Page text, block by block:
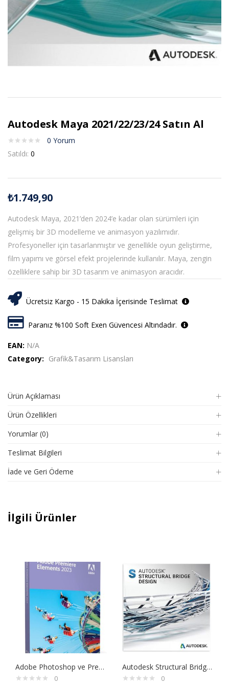
Autodesk Maya 2021/22/23/24 Satın Al
0 Yorum
Satıldı: 0
₺1.749,90
Autodesk Maya, 2021’den 2024’e kadar olan sürümleri için
gelişmiş bir 3D modelleme ve animasyon yazılımıdır.
Profesyoneller için tasarlanmıştır ve genellikle oyun geliştirme,
film yapımı ve görsel efekt projelerinde kullanılır. Maya, zengin
özelliklere sahip bir 3D tasarım ve animasyon aracıdır.
Ücretsiz Kargo - 15 Dakika İçerisinde Teslimat
Paranız %100 Soft Exen Güvencesi Altındadır.
EAN: N/A
Category: Grafik&Tasarım Lisansları
Ürün Açıklaması
Ürün Özellikleri
Yorumlar (0)
Teslimat Bilgileri
İade ve Geri Ödeme
İlgili Ürünler
Adobe Photoshop ve Premiere Elements 2023 Windows
0
Autodesk Structural Bridge Design 2021/22/23/24 Satın Al
0